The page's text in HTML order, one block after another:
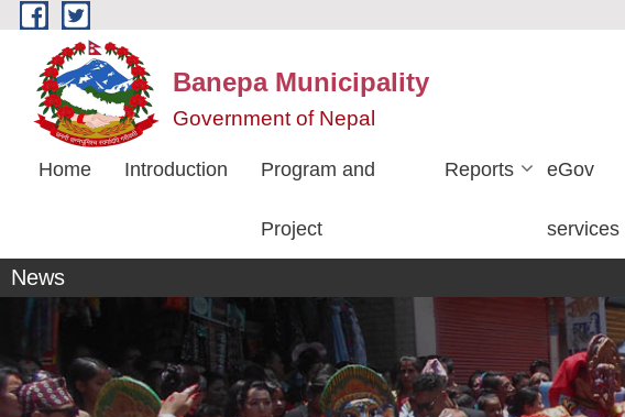
Skip to main content
Banepa Municipality
Government of Nepal
Home Introduction Program and
Project
Reports eGov
services
News
बनेपा नगरपालिकाको वेबसाईटमा तपाईलाई स्वागत छ ।